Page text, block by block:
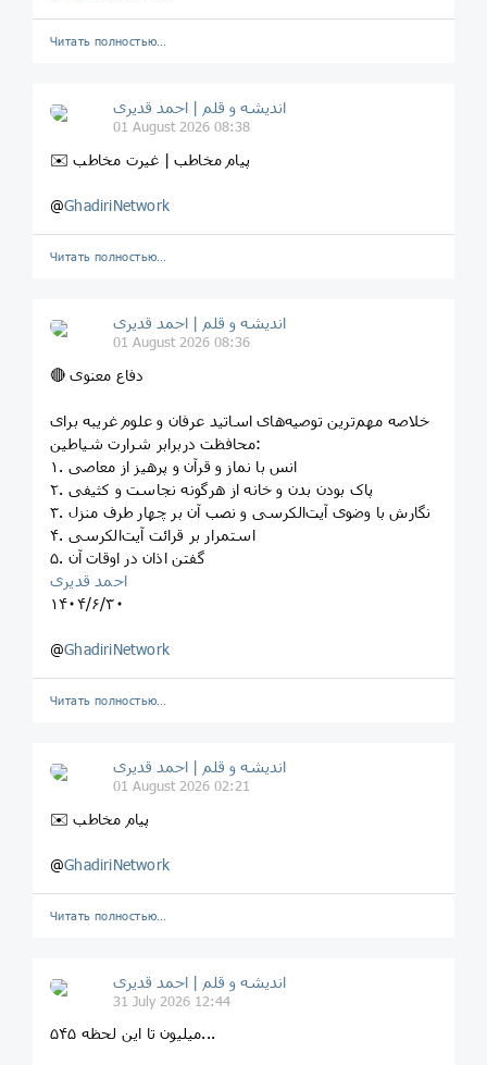
Читать полностью…
اندیشه و قلم | احمد قدیری
01 August 2026 08:38
✉️ پیام مخاطب | غیرت مخاطب
@GhadiriNetwork
Читать полностью…
اندیشه و قلم | احمد قدیری
01 August 2026 08:36
🔴 دفاع معنوی
خلاصه مهم‌ترین توصیه‌های اساتید عرفان و علوم غریبه برای
محافظت دربرابر شرارت شیاطین:
۱. انس با نماز و قرآن و پرهیز از معاصی
۲. پاک بودن بدن و خانه از هرگونه نجاست و کثیفی
۳. نگارش با وضوی آیت‌الکرسی و نصب آن بر چهار طرف منزل
۴. استمرار بر قرائت آیت‌الکرسی
۵. گفتن اذان در اوقات آن
احمد قدیری
۱۴۰۴/۶/۳۰
@GhadiriNetwork
Читать полностью…
اندیشه و قلم | احمد قدیری
01 August 2026 02:21
✉️ پیام مخاطب
@GhadiriNetwork
Читать полностью…
اندیشه و قلم | احمد قدیری
31 July 2026 12:44
۵۴۵ میلیون تا این لحظه...